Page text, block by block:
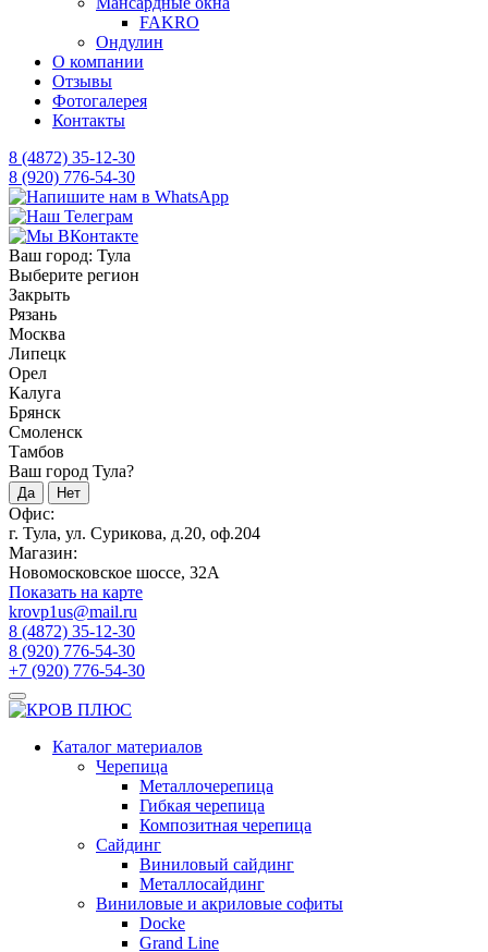
FAKRO
Ондулин
О компании
Отзывы
Фотогалерея
Контакты
8 (4872) 35-12-30
8 (920) 776-54-30
Ваш город: Тула
Выберите регион
Закрыть
Рязань
Москва
Липецк
Орел
Калуга
Брянск
Смоленск
Тамбов
Ваш город Тула?
Да Нет
Офис:
г. Тула, ул. Сурикова, д.20, оф.204
Магазин:
Новомосковское шоссе, 32А
Показать на карте
krovp1us@mail.ru
8 (4872) 35-12-30
8 (920) 776-54-30
+7 (920) 776-54-30
Каталог материалов
Черепица
Металлочерепица
Гибкая черепица
Композитная черепица
Сайдинг
Виниловый сайдинг
Металлосайдинг
Виниловые и акриловые софиты
Docke
Grand Line